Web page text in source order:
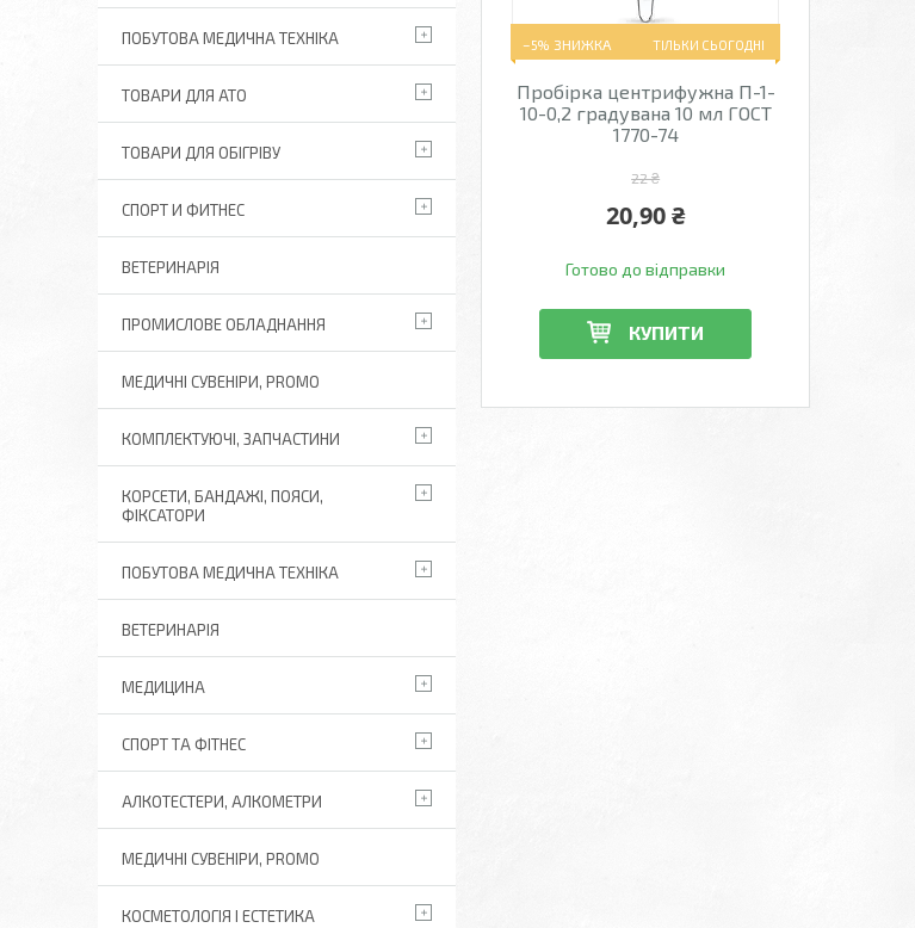
–5% ТІЛЬКИ СЬОГОДНІ
Пробірка центрифужна П-1-
10-0,2 градувана 10 мл ГОСТ
1770-74
22 ₴
20,90 ₴
Готово до відправки
КУПИТИ
ПОБУТОВА МЕДИЧНА ТЕХНІКА
ТОВАРИ ДЛЯ АТО
ТОВАРИ ДЛЯ ОБІГРІВУ
СПОРТ И ФИТНЕС
ВЕТЕРИНАРІЯ
ПРОМИСЛОВЕ ОБЛАДНАННЯ
МЕДИЧНІ СУВЕНІРИ, PROMO
КОМПЛЕКТУЮЧІ, ЗАПЧАСТИНИ
КОРСЕТИ, БАНДАЖІ, ПОЯСИ,
ФІКСАТОРИ
ПОБУТОВА МЕДИЧНА ТЕХНІКА
ВЕТЕРИНАРІЯ
МЕДИЦИНА
СПОРТ ТА ФІТНЕС
АЛКОТЕСТЕРИ, АЛКОМЕТРИ
МЕДИЧНІ СУВЕНІРИ, PROMO
КОСМЕТОЛОГІЯ І ЕСТЕТИКА